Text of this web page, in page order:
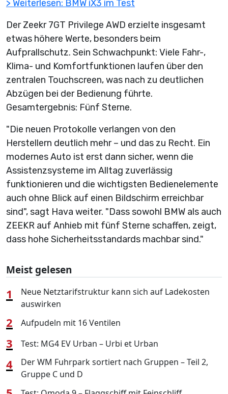
> Weiterlesen: BMW iX3 im Test
Der Zeekr 7GT Privilege AWD erzielte insgesamt
etwas höhere Werte, besonders beim
Aufprallschutz. Sein Schwachpunkt: Viele Fahr-,
Klima- und Komfortfunktionen laufen über den
zentralen Touchscreen, was nach zu deutlichen
Abzügen bei der Bedienung führte.
Gesamtergebnis: Fünf Sterne.
"Die neuen Protokolle verlangen von den
Herstellern deutlich mehr – und das zu Recht. Ein
modernes Auto ist erst dann sicher, wenn die
Assistenzsysteme im Alltag zuverlässig
funktionieren und die wichtigsten Bedienelemente
auch ohne Blick auf einen Bildschirm erreichbar
sind", sagt Hava weiter. "Dass sowohl BMW als auch
ZEEKR auf Anhieb mit fünf Sterne schaffen, zeigt,
dass hohe Sicherheitsstandards machbar sind."
Meist gelesen
1
Neue Netztarifstruktur kann sich auf Ladekosten
auswirken
2 Aufpudeln mit 16 Ventilen
3 Test: MG4 EV Urban – Urbi et Urban
4
Der WM Fuhrpark sortiert nach Gruppen – Teil 2,
Gruppe C und D